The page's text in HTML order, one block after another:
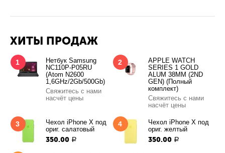
ХИТЫ ПРОДАЖ
1
Нетбук Samsung
NC110P-P05RU
(Atom N2600
1,6GHz/2Gb/500Gb)
Свяжитесь с нами
насчёт цены
2
APPLE WATCH
SERIES 1 GOLD
ALUM 38MM (2ND
GEN) (Полный
комплект)
Свяжитесь с нами
насчёт цены
3
Чехол iPhone X под
ориг. салатовый
350.00 Р
4
Чехол iPhone X под
ориг. желтый
350.00 Р